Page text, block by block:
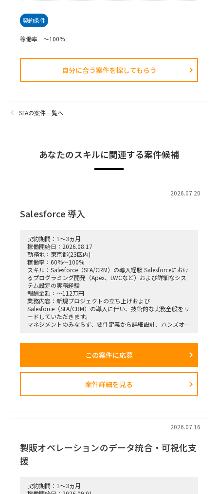
契約条件
稼働率 ～100%
自分に合う案件を探してもらう​
SFAの案件一覧へ
あなたのスキルに関連する案件候補
2026.07.20
Salesforce 導入
契約期間：1～3ヵ月
稼働開始日：2026.08.17
勤務地：東京都(23区内)
稼働率：60%～100%
スキル：Salesforce（SFA/CRM）の導入経験 Salesforceにおけ
るプログラミング開発（Apex、LWCなど）および詳細なシス
テム設定の実務経験
報酬金額：～112万円
業務内容：新規プロジェクトの立ち上げおよび
Salesforce（SFA/CRM）の導入に伴い、技術的な実務全般をリ
ードしていただきます。
マネジメントのみならず、要件定義から詳細設計、ハンズオン
Salesforce（SFA/CRM）の導入、カスタマイズ、および詳細設
Apex、Visualforce、Lightning Web Components（LWC）な
クライアントの要望に応じた技術的な要件定義、および仕様設
（PM/PL補助業務）
働き方：要相談（リモートワーク中心を想定）
この案件に応募
案件詳細を見る
2026.07.16
製販オペレーションのデータ統合・可視化支
援
契約期間：1～3ヵ月